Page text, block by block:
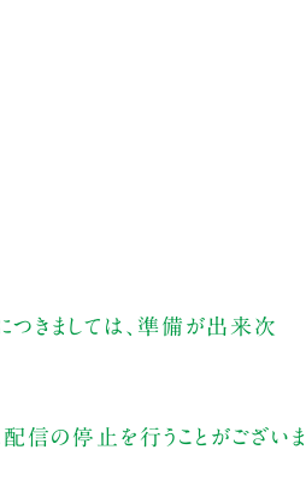
つきましては、準備が出来次
信の停止を行うことがございま